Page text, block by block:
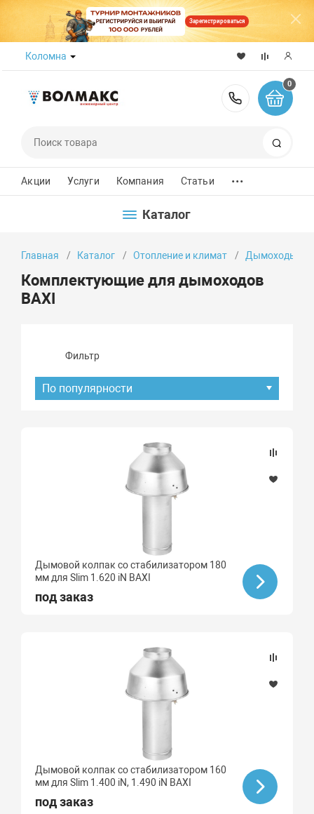
Зарегистрироваться
Коломна
8 (800)
0
Акции Услуги Компания Статьи ...
Каталог
Главная Каталог Отопление и климат Дымоходы
Комплектующие для дымоходов
BAXI
Фильтр
По популярности
Бренд
BAXI
Дымовой колпак со стабилизатором 180
мм для Slim 1.620 iN BAXI
под заказ
Дымовой колпак со стабилизатором 160
мм для Slim 1.400 iN, 1.490 iN BAXI
под заказ